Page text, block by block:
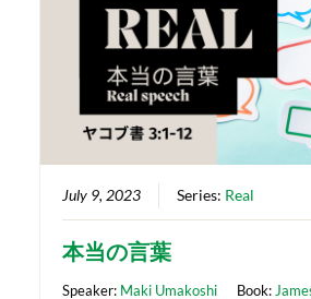
July 9, 2023 Series: Real
本当の言葉
Speaker: Maki Umakoshi Book: